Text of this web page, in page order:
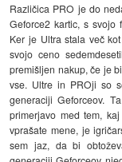
Različica PRO je do
Geforce2 kartic, s svojo
Ker je Ultra stala več
svojo ceno
premišljen nakup, če je
vse. Ultre in PROji so
generaciji Geforceov.
primerjavo med tem,
vprašate mene, je
sem jaz, da bi